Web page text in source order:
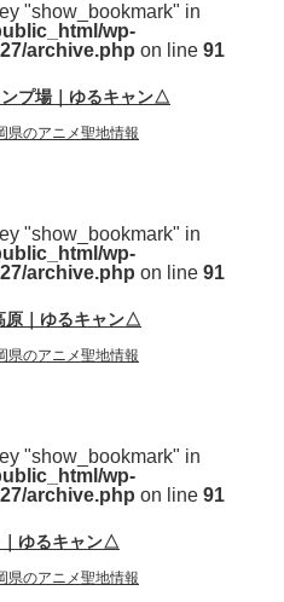
"show_bookmark" in
wp-
archive.php on line 91
プ場｜ゆるキャン△
県のアニメ聖地情報
"show_bookmark" in
wp-
archive.php on line 91
原｜ゆるキャン△
県のアニメ聖地情報
"show_bookmark" in
wp-
archive.php on line 91
ゆるキャン△
県のアニメ聖地情報